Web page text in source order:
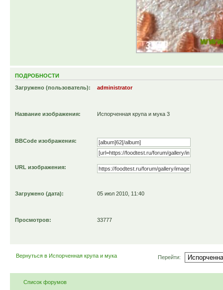
ПОДРОБНОСТИ
Загружено (пользователь): administrator
Название изображения: Испорченная крупа и мука 3
BBCode изображения:
URL изображения:
Загружено (дата): 05 июл 2010, 11:40
Просмотров: 33777
Вернуться в Испорченная крупа и мука Перейти:
Список форумов